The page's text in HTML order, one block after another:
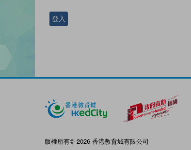
登入
版權所有© 2026 香港教育城有限公司